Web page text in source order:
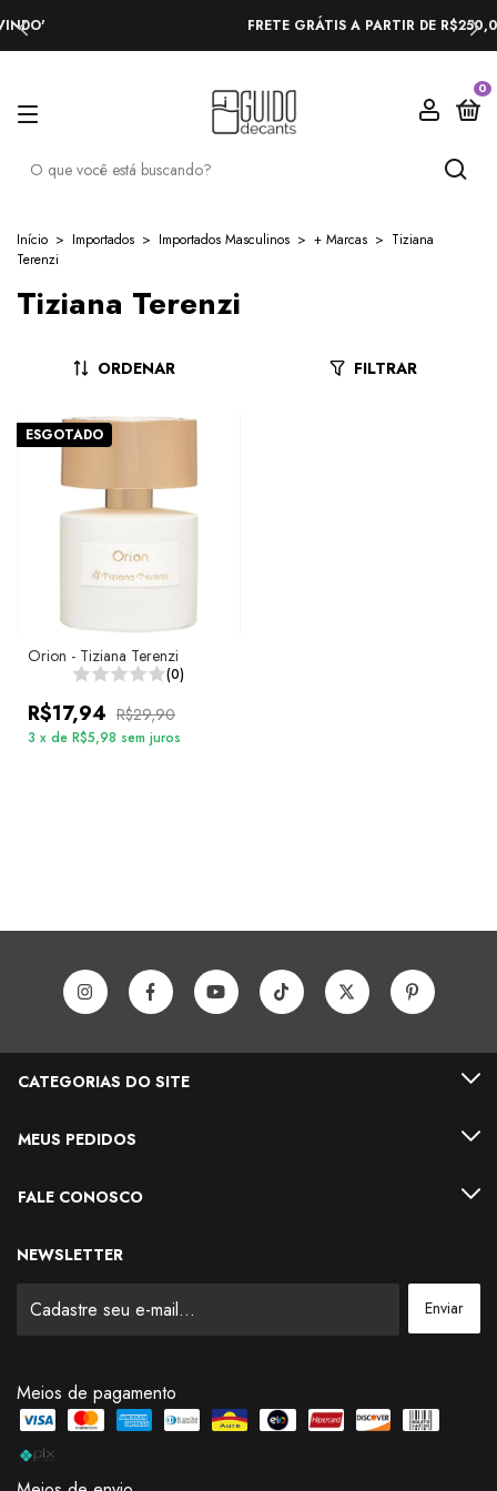
FRETE GRÁTIS A PARTIR DE R$250,00
0
Início > Importados > Importados Masculinos > + Marcas > Tiziana
Terenzi
Tiziana Terenzi
ORDENAR FILTRAR
ESGOTADO
Orion - Tiziana Terenzi
(0)
R$17,94 R$29,90
3 x de R$5,98 sem juros
CATEGORIAS DO SITE
MEUS PEDIDOS
FALE CONOSCO
NEWSLETTER
Meios de pagamento